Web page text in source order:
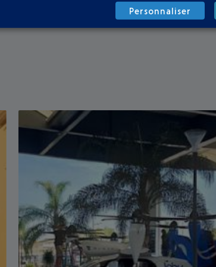
Personnaliser